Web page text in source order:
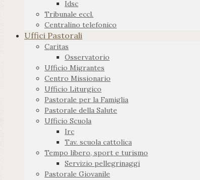
Idsc
Tribunale eccl.
Centralino telefonico
Uffici Pastorali
Caritas
Osservatorio
Ufficio Migrantes
Centro Missionario
Ufficio Liturgico
Pastorale per la Famiglia
Pastorale della Salute
Ufficio Scuola
Irc
Tav. scuola cattolica
Tempo libero, sport e turismo
Servizio pellegrinaggi
Pastorale Giovanile